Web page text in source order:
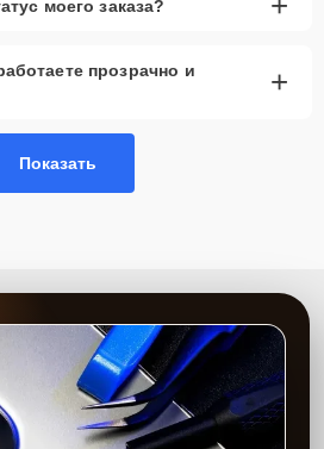
моего заказа?
прозрачно и
+
Показать